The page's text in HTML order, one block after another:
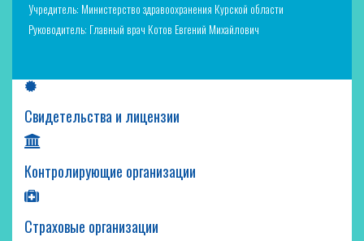
Учредитель: Министерство здравоохранения Курской области
Руководитель: Главный врач Котов Евгений Михайлович
Свидетельства и лицензии
Контролирующие организации
Страховые организации